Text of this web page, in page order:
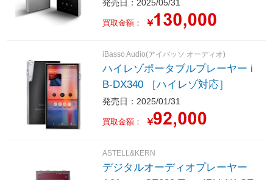
発売日：2025/05/31
買取金額： ￥
iBasso Audio(アイバッソ オーディオ)
ハイレゾポータブルプレーヤー i
B-DX340 ［ハイレゾ対応］
発売日：2025/01/31
買取金額： ￥
ASTELL&KERN
デジタルオーディオプレーヤー